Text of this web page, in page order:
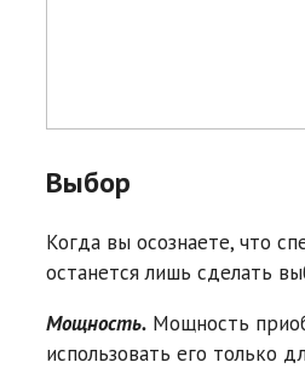
Выбор
Когда вы осознаете, что
останется лишь сделать
Мощность. Мощность
использовать его только